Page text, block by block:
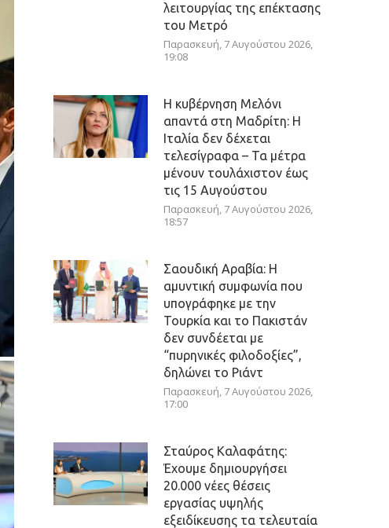
λειτουργίας της επέκτασης
του Μετρό
Παρασκευή, 7 Αυγούστου 2026,
19:08
Η κυβέρνηση Μελόνι
απαντά στη Μαδρίτη: Η
Ιταλία δεν δέχεται
τελεσίγραφα – Τα μέτρα
μένουν τουλάχιστον έως
τις 15 Αυγούστου
Παρασκευή, 7 Αυγούστου 2026,
18:57
Σαουδική Αραβία: Η
αμυντική συμφωνία που
υπογράφηκε με την
Τουρκία και το Πακιστάν
δεν συνδέεται με
“πυρηνικές φιλοδοξίες”,
δηλώνει το Ριάντ
Παρασκευή, 7 Αυγούστου 2026,
17:00
Σταύρος Καλαφάτης:
Έχουμε δημιουργήσει
20.000 νέες θέσεις
εργασίας υψηλής
εξειδίκευσης τα τελευταία